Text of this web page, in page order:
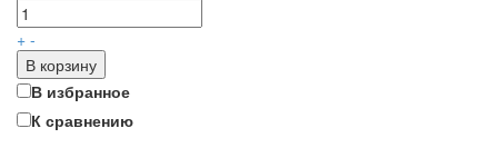
+ -
В корзину
В избранное
К сравнению